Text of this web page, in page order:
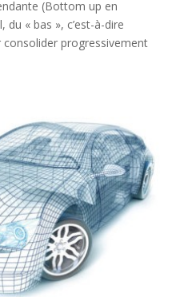
(Bottom up en
« bas », c’est-à-dire
consolider progressivement